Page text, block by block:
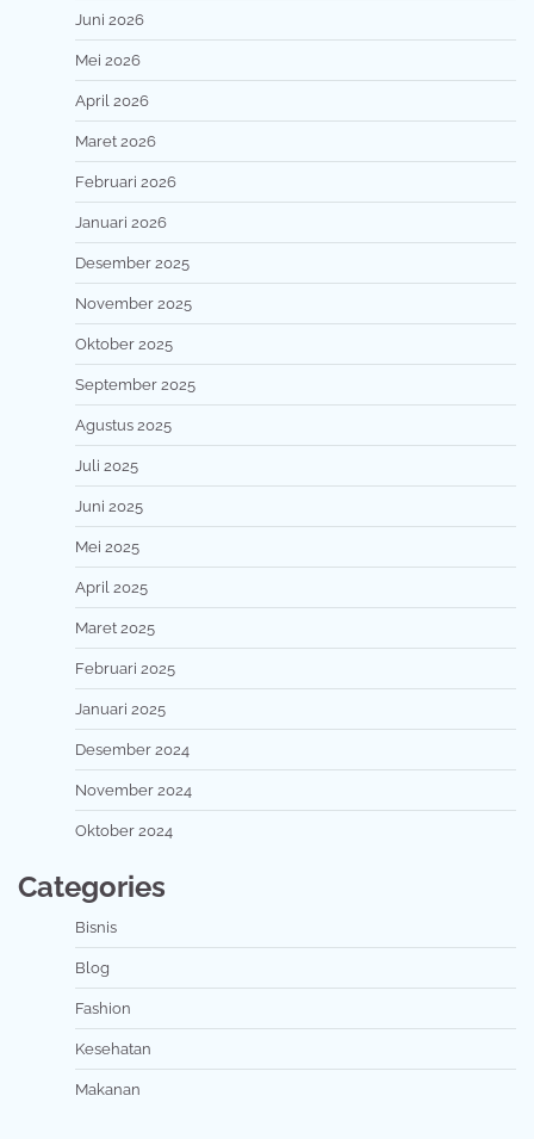
Juni 2026
Mei 2026
April 2026
Maret 2026
Februari 2026
Januari 2026
Desember 2025
November 2025
Oktober 2025
September 2025
Agustus 2025
Juli 2025
Juni 2025
Mei 2025
April 2025
Maret 2025
Februari 2025
Januari 2025
Desember 2024
November 2024
Oktober 2024
Categories
Bisnis
Blog
Fashion
Kesehatan
Makanan